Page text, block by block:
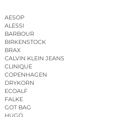
AESOP
ALESSI
BARBOUR
BIRKENSTOCK
BRAX
CALVIN KLEIN JEANS
CLINIQUE
COPENHAGEN
DRYKORN
ECOALF
FALKE
GOT BAG
HUGO